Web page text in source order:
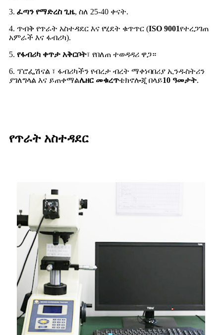
3. ፈጣን የማድረስ ጊዜ, ስለ 25-40 ቀናት.
4. ጥብቅ የጥራት አስተዳደር እና የሂደት ቁጥጥር (ISO 9001የተረጋገጠ
አምራች እና ፋብሪካ).
5. የፋብሪካ ቀጥታ አቅርቦት፣ የበለጠ ተወዳዳሪ ዋጋ።
6. ፕሮፌሽናል ፣ ፋብሪካችን የብረታ ብረት ማቀነባበሪያ ኢንዱስትሪን
ያገለግላል እና ይጠቀማልሌዘር መቁረጥቴክኖሎጂ በላይ10 ዓመታት.
የጥራት አስተዳደር